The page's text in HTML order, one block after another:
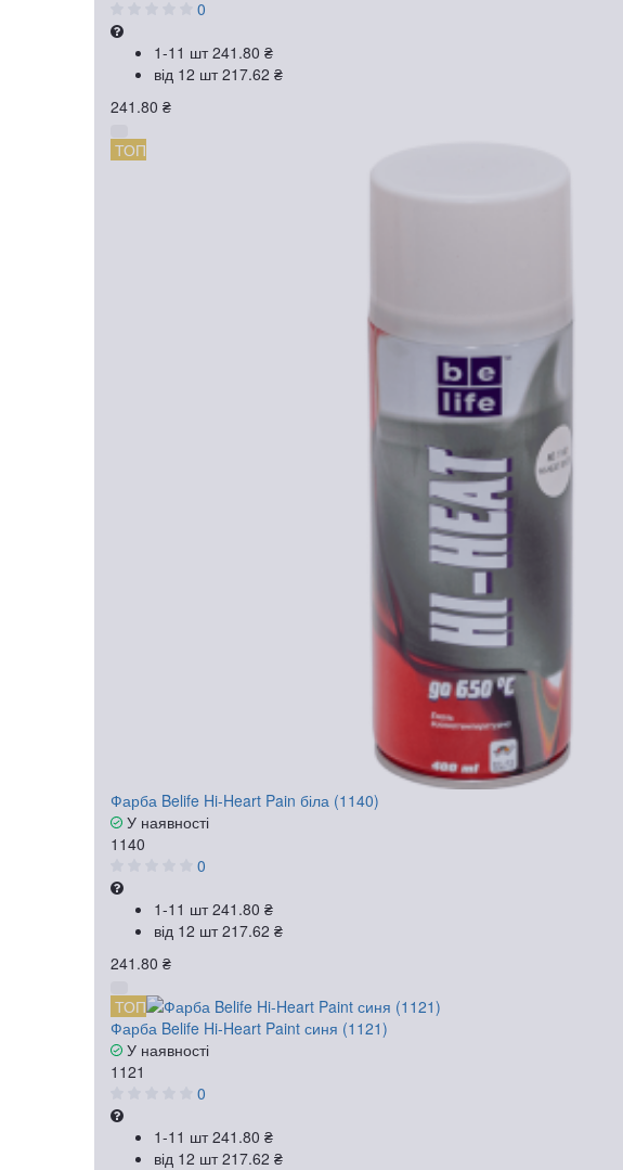
0
1-11 шт241.80 ₴
від 12 шт217.62 ₴
241.80 ₴
ТОП
Фарба Belife Hi-Heart Pain біла (1140)
У наявності
1140
0
1-11 шт241.80 ₴
від 12 шт217.62 ₴
241.80 ₴
ТОП
Фарба Belife Hi-Heart Paint синя (1121)
У наявності
1121
0
1-11 шт241.80 ₴
від 12 шт217.62 ₴